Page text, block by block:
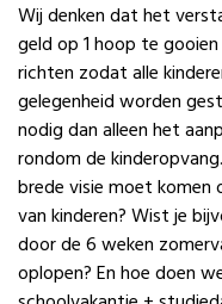
Wij denken dat het
geld op 1 hoop te
richten zodat alle
gelegenheid worden
nodig dan alleen het
rondom de
brede visie moet komen
van kinderen? Wist je
door de 6 weken
oplopen? En hoe doen